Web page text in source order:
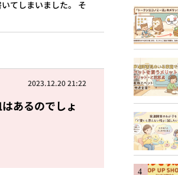
てしまいました。 そ
2023.12.20 21:22
あるのでしょ